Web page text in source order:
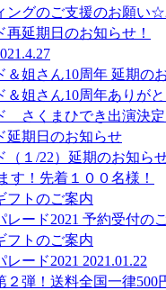
ングのご支援のお願い
延期日のお知らせ！
姐さん10周年 延期の
＆姐さん10周年ありが
さくまひでき出演決
延期日のお知らせ
（１/22）延期のお知ら
す！先着１００名様！
フトのご案内
ード2021 予約受付の
フトのご案内
ード2021 2021.01.22
弾！送料全国一律500